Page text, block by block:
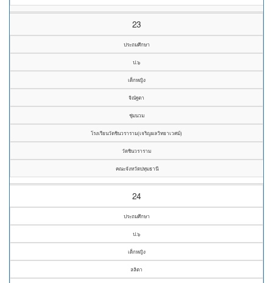
23
ประถมศึกษา
ป.๖
เด็กหญิง
จิณัฐตา
ชุ่มนวม
โรงเรียนวัดชินวราราม(เจริญผลวิทยาเวศม์)
วัดชินวราราม
คณะจังหวัดปทุมธานี
24
ประถมศึกษา
ป.๖
เด็กหญิง
ลลิตา